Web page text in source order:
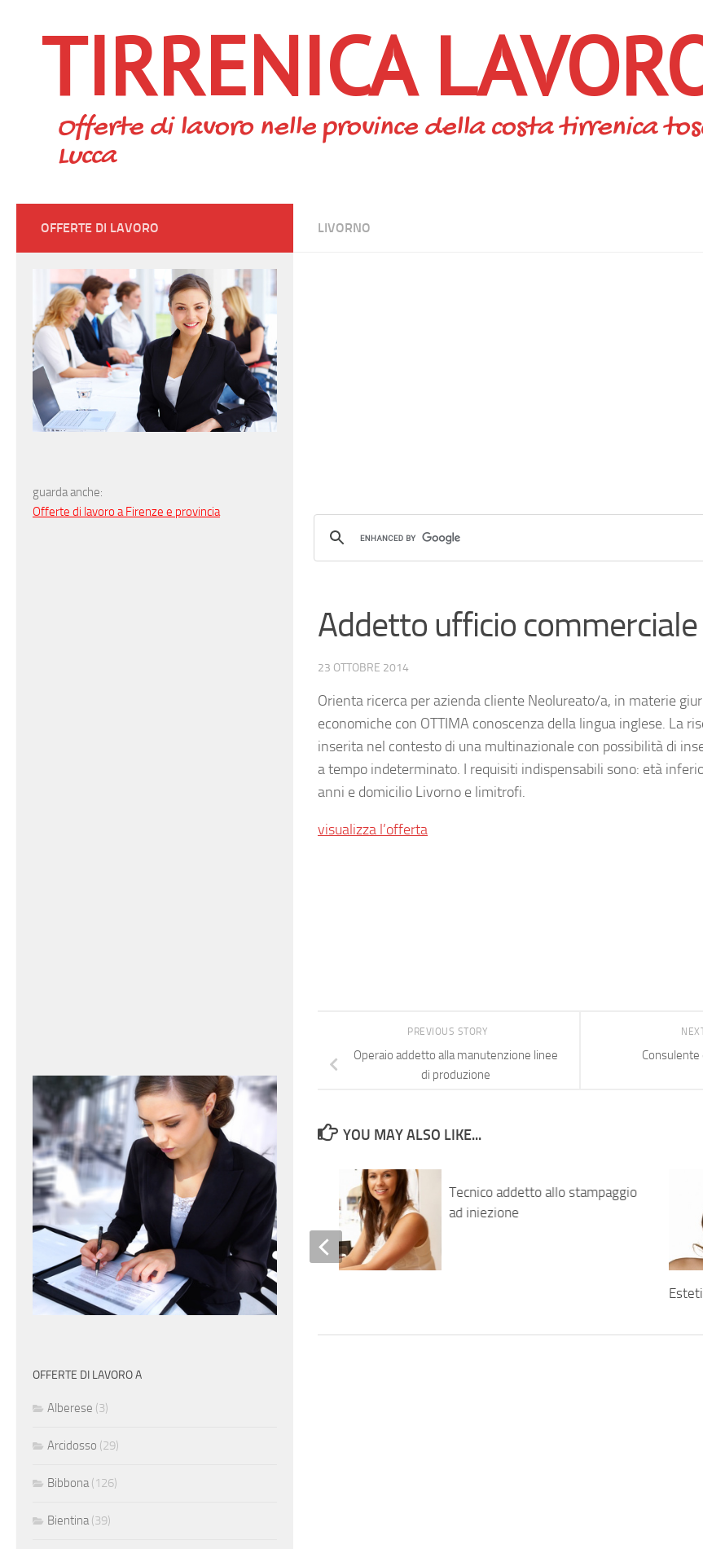
TIRRENICA
Offerte di lavoro nelle province della costa tirrenica
Lucca
LIVORNO
Addetto ufficio
23 OTTOBRE 2014
Orienta ricerca per azienda cliente Neolureato/a, in materie
economiche con OTTIMA conoscenza della lingua inglese. La
inserita nel contesto di una multinazionale con possibilità di
a tempo indeterminato. I requisiti indispensabili sono: età
anni e domicilio Livorno e limitrofi.
visualizza l’offerta
PREVIOUS STORY
Operaio addetto alla manutenzione linee
di produzione
YOU MAY ALSO LIKE...
Tecnico addetto allo stampaggio
ad iniezione
Commessa
OFFERTE DI LAVORO
guarda anche:
Offerte di lavoro a Firenze e provincia
OFFERTE DI LAVORO A
Alberese (3)
Arcidosso (29)
Bibbona(126)
Bientina(39)